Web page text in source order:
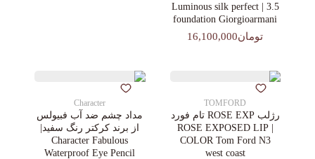
3.5 | Luminous silk perfect
foundation Giorgioarmani
تومان16,100,000
TOMFORD
رژلب ROSE EXP تام فورد
| ROSE EXPOSED LIP
COLOR Tom Ford N3
west coast
Character
مداد چشم ضد آب فبیولس
از برند کرکتر رنگ سفید|
Character Fabulous
Waterproof Eye Pencil